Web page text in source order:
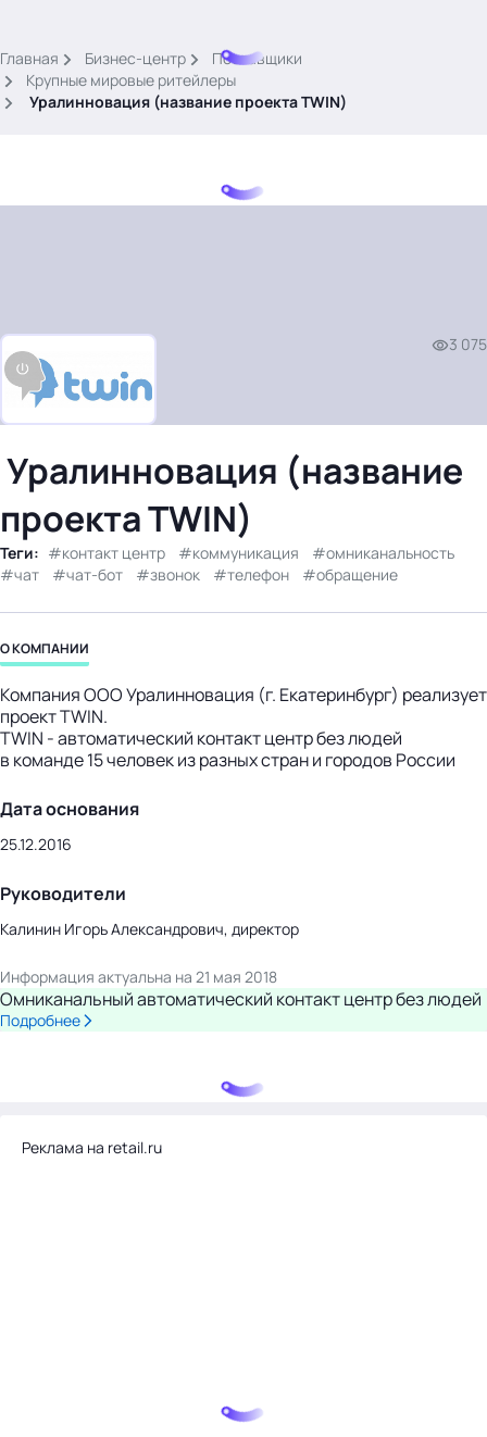
картина дня
темы
новости
материалы
видео
события
бизнес-центр
Главная Бизнес-центр
Поставщики
Крупные мировые ритейлеры
Уралинновация (название проекта TWIN)
3 075
Уралинновация (название
проекта TWIN)
Теги: контакт центр коммуникация
омниканальность
чат
чат-бот звонок телефон обращение
О КОМПАНИИ
Компания ООО Уралинновация (г. Екатеринбург) реализует
проект TWIN.
TWIN - автоматический контакт центр без людей
в команде 15 человек из разных стран и городов России
Дата основания
25.12.2016
Руководители
Калинин Игорь Александрович, директор
Информация актуальна на 21 мая 2018
Омниканальный автоматический контакт центр без людей
Подробнее
Реклама на retail.ru